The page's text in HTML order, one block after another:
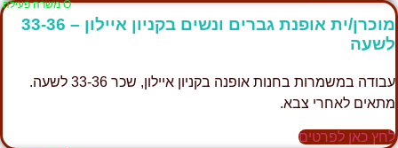
Ο משרה פעילה
מוכרן/ית אופנת גברים ונשים בקניון איילון – 33-36
לשעה
עבודה במשמרות בחנות אופנה בקניון איילון, שכר 33-36 לשעה.
מתאים לאחרי צבא.
לחץ כאן לפרטים